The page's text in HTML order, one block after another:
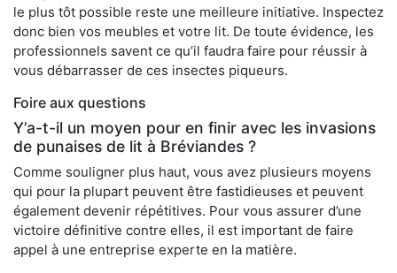
le plus tôt possible reste une meilleure initiative. Inspectez
donc bien vos meubles et votre lit. De toute évidence, les
professionnels savent ce qu’il faudra faire pour réussir à
vous débarrasser de ces insectes piqueurs.
Foire aux questions
Y’a-t-il un moyen pour en finir avec les invasions
de punaises de lit à Bréviandes ?
Comme souligner plus haut, vous avez plusieurs moyens
qui pour la plupart peuvent être fastidieuses et peuvent
également devenir répétitives. Pour vous assurer d’une
victoire définitive contre elles, il est important de faire
appel à une entreprise experte en la matière.